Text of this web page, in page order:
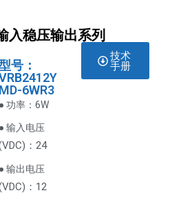
入稳压输出系列
号：
MD-6WR3
● 功率：6W
● 输入电压
VDC)：24
● 输出电压
VDC) ：12
技术
手册